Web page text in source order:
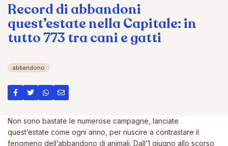
Record di abbandoni
quest’estate nella Capitale: in
tutto 773 tra cani e gatti
abbandono
Non sono bastate le numerose campagne, lanciate
quest’estate come ogni anno, per riuscire a contrastare il
fenomeno dell’abbandono di animali. Dall’1 giugno allo scorso